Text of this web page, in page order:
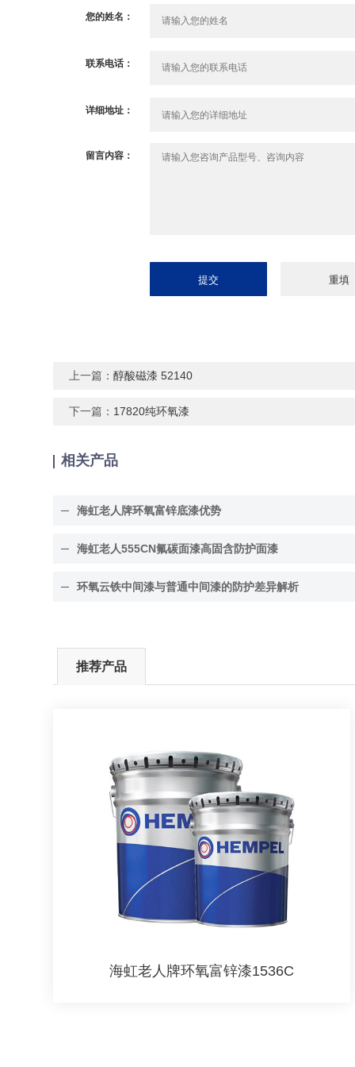
您的姓名：
联系电话：
详细地址：
留言内容：
上一篇：醇酸磁漆 52140
下一篇： 17820纯环氧漆
相关产品
海虹老人牌环氧富锌底漆优势
海虹老人555CN氟碳面漆高固含防护面漆
环氧云铁中间漆与普通中间漆的防护差异解析
推荐产品
海虹老人牌环氧富锌漆1536C